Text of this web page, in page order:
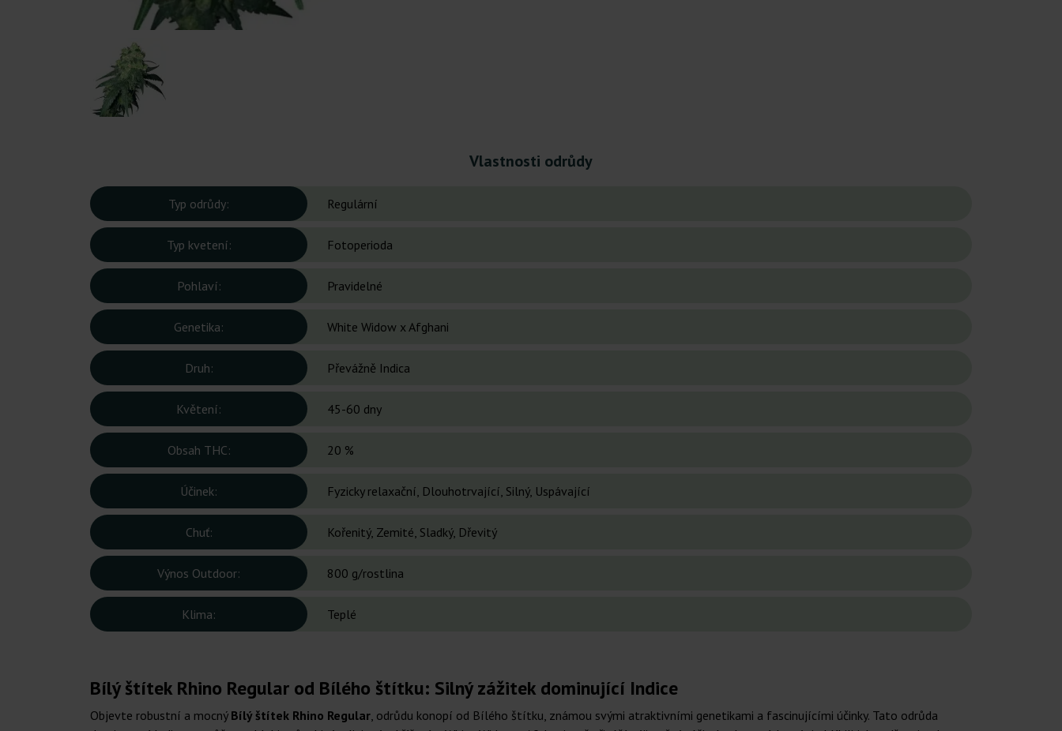
Vlastnosti odrůdy
Typ odrůdy: Regulární
Typ kvetení: Fotoperioda
Pohlaví: Pravidelné
Genetika: White Widow x Afghani
Druh: Převážně Indica
Květení: 45-60 dny
Obsah THC: 20 %
Účinek: Fyzicky relaxační, Dlouhotrvající, Silný, Uspávající
Chuť: Kořenitý, Zemité, Sladký, Dřevitý
Výnos Outdoor: 800 g/rostlina
Klima: Teplé
Bílý štítek Rhino Regular od Bílého štítku: Silný zážitek dominující Indice
Objevte robustní a mocný Bílý štítek Rhino Regular, odrůdu konopí od Bílého štítku, známou svými atraktivními genetikami a fascinujícími účinky. Tato odrůda